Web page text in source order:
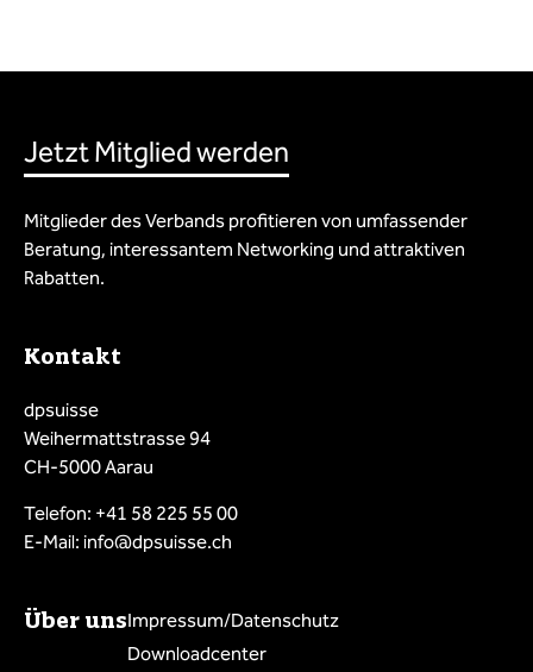
Jetzt Mitglied werden
Mitglieder des Verbands profitieren von umfassender
Beratung, interessantem Networking und attraktiven
Rabatten.
Kontakt
dpsuisse
Weihermattstrasse 94
CH-5000 Aarau
Telefon: +41 58 225 55 00
E-Mail: info@dpsuisse.ch
Über unsImpressum/Datenschutz
Downloadcenter